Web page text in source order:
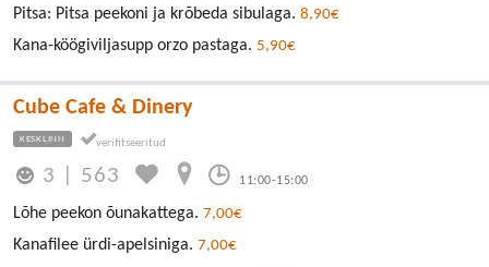
Pitsa: Pitsa peekoni ja krõbeda sibulaga. 8,90€
Kana-köögiviljasupp orzo pastaga. 5,90€
Cube Cafe & Dinery
KESKLINN
3 563 11:00-15:00
Lõhe peekon õunakattega. 7,00€
Kanafilee ürdi-apelsiniga. 7,00€